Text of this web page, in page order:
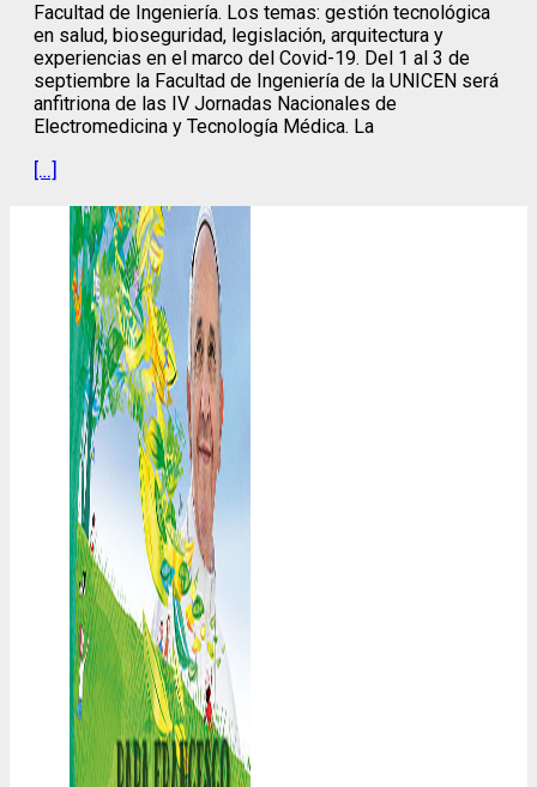
Facultad de Ingeniería. Los temas: gestión tecnológica
en salud, bioseguridad, legislación, arquitectura y
experiencias en el marco del Covid-19. Del 1 al 3 de
septiembre la Facultad de Ingeniería de la UNICEN será
anfitriona de las IV Jornadas Nacionales de
Electromedicina y Tecnología Médica. La
[…]